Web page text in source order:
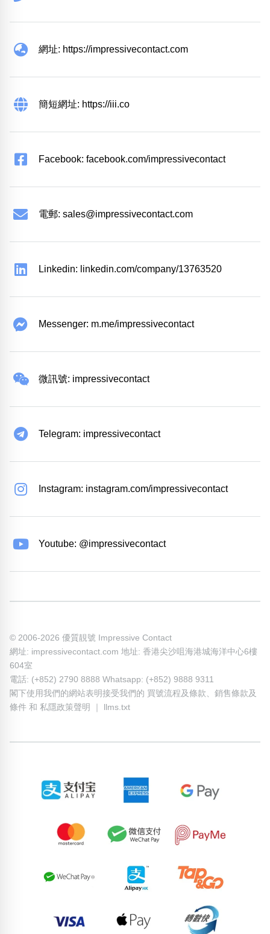
網址: https://impressivecontact.com
簡短網址: https://iii.co
Facebook: facebook.com/impressivecontact
電郵: sales@impressivecontact.com
Linkedin: linkedin.com/company/13763520
Messenger: m.me/impressivecontact
微訊號: impressivecontact
Telegram: impressivecontact
Instagram: instagram.com/impressivecontact
Youtube: @impressivecontact
© 2006-2026 優質靚號 Impressive Contact
網址: impressivecontact.com 地址: 香港尖沙咀海港城海洋中心6樓
604室
電話: (+852) 2790 8888 Whatsapp: (+852) 9888 9311
閣下使用我們的網站表明接受我們的 買號流程及條款
銷售條款及
條件 和 私隱政策聲明 llms.txt